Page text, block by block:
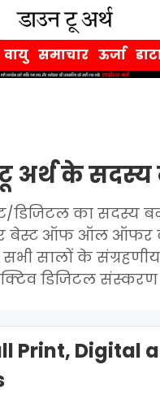
वायु समाचार ऊर्जा
अर्थ के
डिजिटल का सदस्य
बेस्ट ऑफ ऑल ऑफर
सालों के
डिजिटल संस्करण
Print, Digital